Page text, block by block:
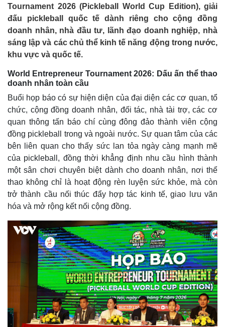
Tournament 2026 (Pickleball World Cup Edition), giải
đấu pickleball quốc tế dành riêng cho cộng đồng
doanh nhân, nhà đầu tư, lãnh đạo doanh nghiệp, nhà
sáng lập và các chủ thể kinh tế năng động trong nước,
khu vực và quốc tế.
World Entrepreneur Tournament 2026: Dấu ấn thể thao
doanh nhân toàn cầu
Buổi họp báo có sự hiện diện của đại diện các cơ quan, tổ
chức, cộng đồng doanh nhân, đối tác, nhà tài trợ, các cơ
quan thông tấn báo chí cùng đông đảo thành viên cộng
đồng pickleball trong và ngoài nước. Sự quan tâm của các
bên liên quan cho thấy sức lan tỏa ngày càng mạnh mẽ
của pickleball, đồng thời khẳng định nhu cầu hình thành
một sân chơi chuyên biệt dành cho doanh nhân, nơi thể
thao không chỉ là hoạt động rèn luyện sức khỏe, mà còn
trở thành cầu nối thúc đẩy hợp tác kinh tế, giao lưu văn
hóa và mở rộng kết nối cộng đồng.